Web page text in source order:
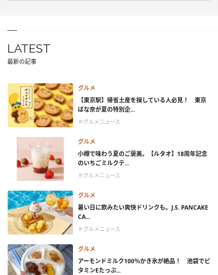
LATEST
最新の記事
グルメ
【東京駅】帰省土産を探している人必見！ 東京
ばな奈が夏の特別企...
＃グルメニュース
グルメ
小樽で味わう夏のご褒美。【ルタオ】18周年記念
のいちごミルクテ...
＃グルメニュース
グルメ
暑い日に飲みたい爽快ドリンクも。J.S. PANCAKE
CA...
＃グルメニュース
グルメ
アーモンドミルク100％かき氷が絶品！ 池袋でビ
タミンEたっぷ...